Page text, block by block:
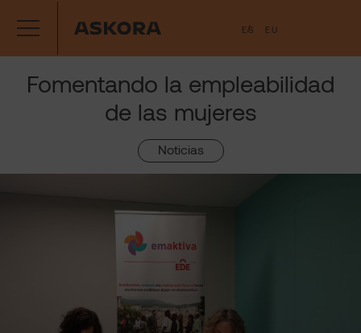
contenido
ES EU
Fomentando la empleabilidad
de las mujeres
Noticias